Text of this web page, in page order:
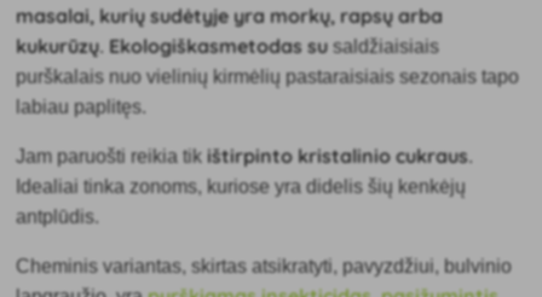
masalai, kurių sudėtyje yra morkų, rapsų arba
kukurūzų. Ekologiškasmetodas susaldžiaisiais
purškalais nuo vielinių kirmėliųpastaraisiais sezonais tapo
labiau paplitęs.
Jam paruošti reikia tik ištirpinto kristalinio cukraus.
Idealiai tinka zonoms, kuriose yra didelis šių kenkėjų
antplūdis.
Cheminis variantas, skirtas atsikratyti, pavyzdžiui, bulvinio